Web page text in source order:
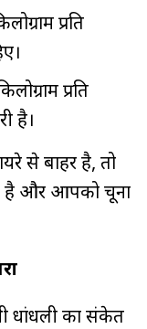
प्रति
प्रति
है।
से बाहर है, तो
है और आपको चूना
धांधली का संकेत